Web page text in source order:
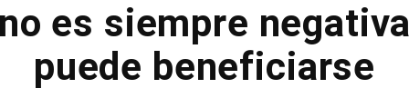
es siempre
puede beneficiarse